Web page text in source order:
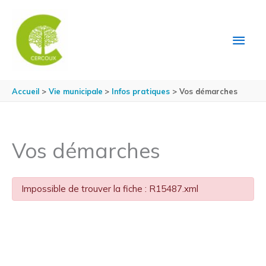
Accueil Vie municipale Infos pratiques Vos démarches
Vos démarches
Impossible de trouver la fiche : R15487.xml